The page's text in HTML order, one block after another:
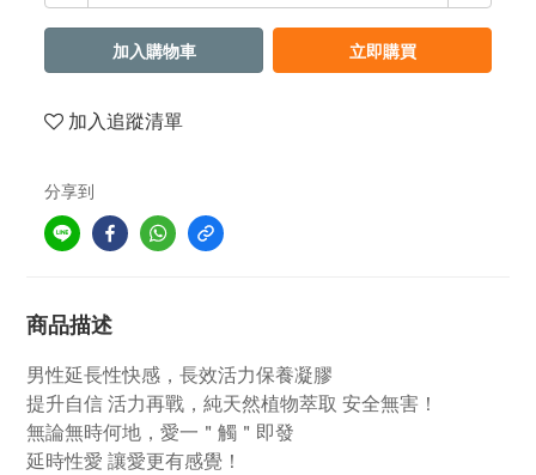
加入購物車 立即購買
加入追蹤清單
分享到
商品描述
男性延長性快感，長效活力保養凝膠
提升自信 活力再戰，純天然植物萃取 安全無害！
無論無時何地，愛一＂觸＂即發
延時性愛 讓愛更有感覺！